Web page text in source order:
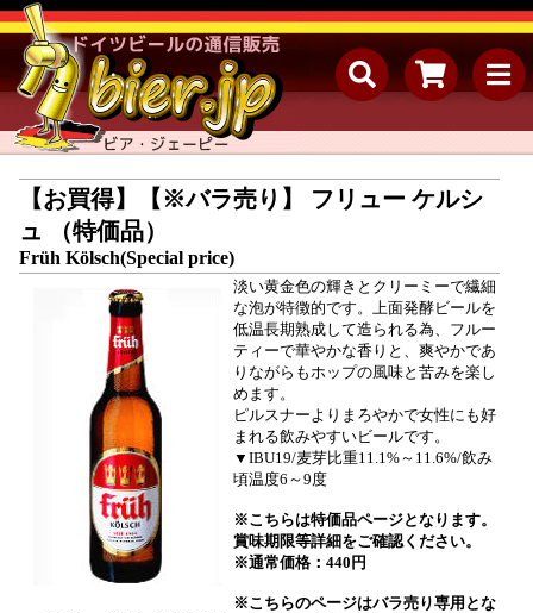
【お買得】【※バラ売り】 フリュー ケルシ
ュ （特価品）
Früh Kölsch(Special price)
淡い黄金色の輝きとクリーミーで繊細
な泡が特徴的です。上面発酵ビールを
低温長期熟成して造られる為、フルー
ティーで華やかな香りと、爽やかであ
りながらもホップの風味と苦みを楽し
めます。
ピルスナーよりまろやかで女性にも好
まれる飲みやすいビールです。
▼IBU19/麦芽比重11.1%～11.6%/飲み
頃温度6～9度
※こちらは特価品ページとなります。
賞味期限等詳細をご確認ください。
※通常価格：440円
※こちらのページはバラ売り専用とな